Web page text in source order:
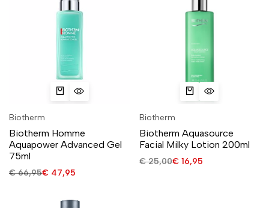
Biotherm
Biotherm Homme
Aquapower Advanced Gel
75ml
€66,95€ 47,95
Biotherm
Biotherm Aquasource
Facial Milky Lotion 200ml
€25,00€16,95